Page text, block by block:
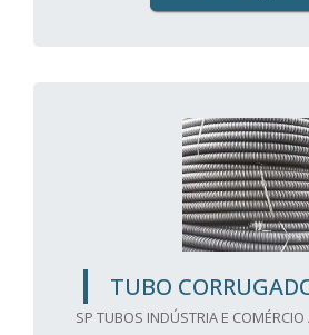
TUBO
SP TUBOS INDÚSTRIA E